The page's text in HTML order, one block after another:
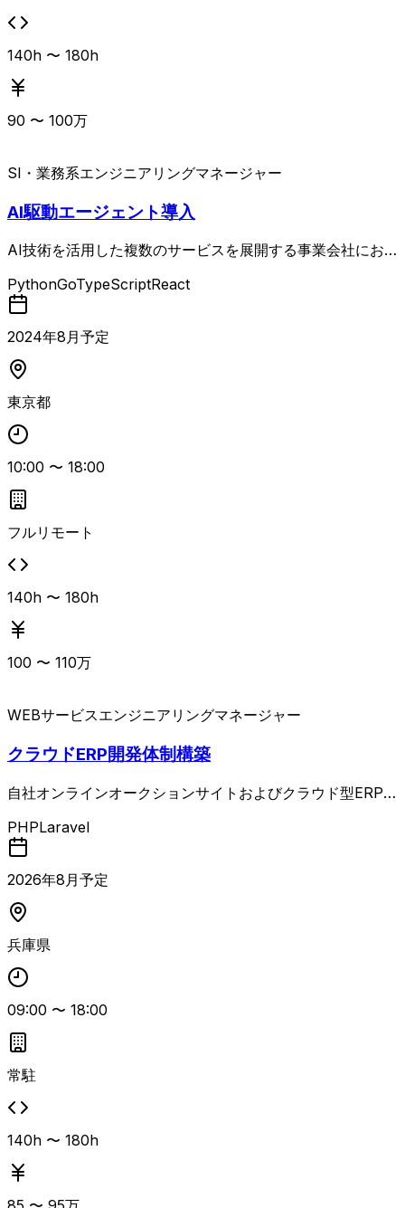
チーム運営を行い、メンバーが開発に集中できる環境を整備
する 開発チームの機能デリバリーの責任者として、チーム
全体のアウトプット品質と速度に責任を持つ タスク管理や
進捗管理などの定型的な統率業務はAIや各種ツールに委譲
ロードマップ策定に注力するスタイルのAI駆動開発が前提
140h 〜 180h
90 〜 100万
SI・業務系エンジニアリングマネージャー
AI駆動エージェント導入
AI技術を活用した複数のサービスを展開する事業会社にお
ードするポジション。 PdMやUXデザイナー、各領域のテッ
クリードと連携しながら、プロダクトの方向性検討から関わ
り、AI駆動開発におけるチームリードや技術課題への対応
方針検討、機能開発・技術投資・負債解消のバランスを踏ま
えた開発計画策定を行います。 タスクや進捗管理はAIツー
ムのパフォーマンス最大化に向けた環境整備を担う役割で
す。 AIエージェントや各種AI支援ツールを活用した開発体
制の構築・運用に興味があるエンジニアリングマネージャー
向けの案件です。
PythonGoTypeScriptReact
2024年8月予定
東京都
10:00 〜 18:00
フルリモート
140h 〜 180h
100 〜 110万
WEBサービスエンジニアリングマネージャー
クラウドERP開発体制構築
自社オンラインオークションサイトおよびクラウド型ERPの
して開発体制の構築と運営を行う案件。 メンバーマネジメ
ント、技術指導、評価体制の構築に加え、POと連携した要
件定義、技術選定、中長期の技術ロードマップ策定をリード
する。 AWSを用いたインフラ設計・構築やCI/CDパイプラ
イン整備など、開発基盤の構築と継続的改善も担当する。
名規模の案件経験や年単位の長期参画経験、3名以上のチー
ムマネジメントまたはEM経験が求められる。
PHPLaravel
2026年8 月予定
兵庫県
09:00 〜 18:00
常駐
140h 〜 180h